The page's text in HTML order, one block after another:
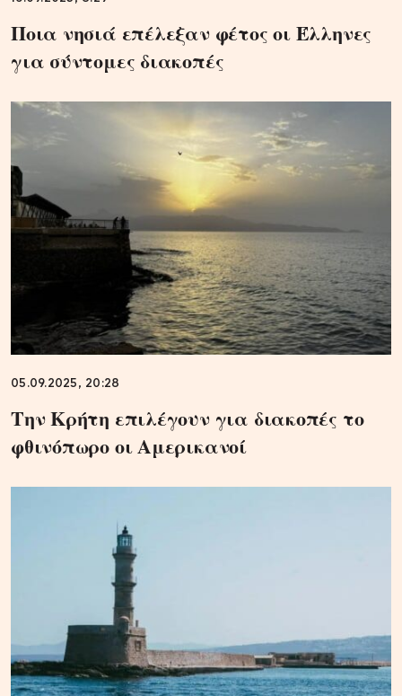
Ποια νησιά επέλεξαν φέτος οι Έλληνες
για σύντομες διακοπές
05.09.2025, 20:28
Την Κρήτη επιλέγουν για διακοπές το
φθινόπωρο οι Αμερικανοί